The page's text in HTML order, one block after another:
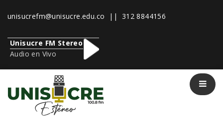
unisucrefm@unisucre.edu.co || 312 8844156
Unisucre FM Stereo
Audio en Vivo